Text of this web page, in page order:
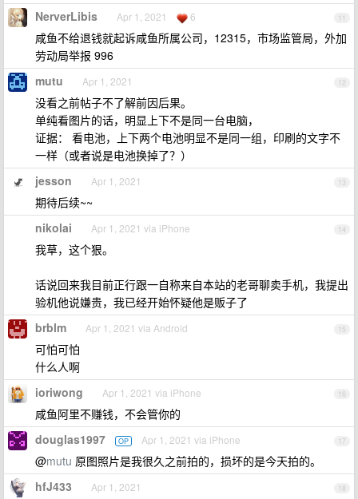
11
NerverLibis Apr 1, 2021 6
咸鱼不给退钱就起诉咸鱼所属公司，12315，市场监管局，外加
劳动局举报 996
12
mutu Apr 1, 2021
没看之前帖子不了解前因后果。
单纯看图片的话，明显上下不是同一台电脑，
证据： 看电池，上下两个电池明显不是同一组，印刷的文字不
一样（或者说是电池换掉了？）
13
jesson Apr 1, 2021
期待后续~~
14
nikolai Apr 1, 2021 via iPhone
我草，这个狠。
话说回来我目前正行跟一自称来自本站的老哥聊卖手机，我提出
验机他说嫌贵，我已经开始怀疑他是贩子了
15
brblm Apr 1, 2021 via Android
可怕可怕
什么人啊
16
ioriwong Apr 1, 2021 via iPhone
咸鱼阿里不赚钱，不会管你的
17
douglas1997 OP Apr 1, 2021 via iPhone
@mutu 原图照片是我很久之前拍的，损坏的是今天拍的。
18
hfJ433 Apr 1, 2021